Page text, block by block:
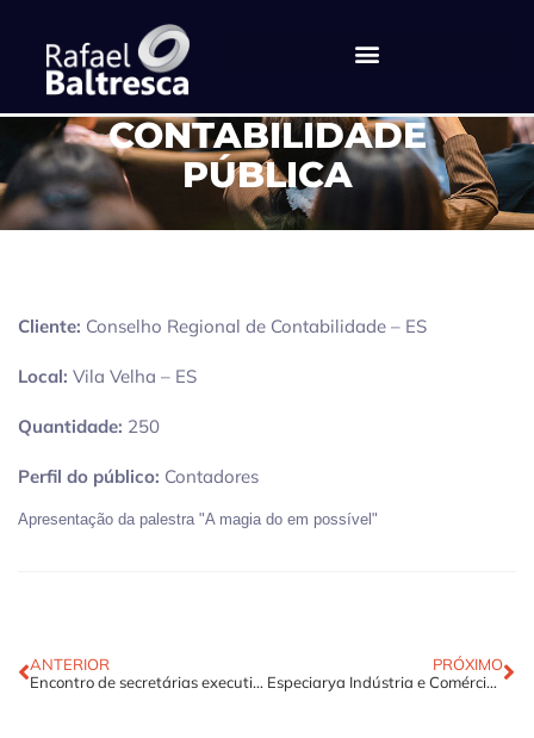
FÓRUM DE
CONTABILIDADE
PÚBLICA
Cliente: Conselho Regional de Contabilidade – ES
Local: Vila Velha – ES
Quantidade: 250
Perfil do público: Contadores
Apresentação da palestra "A magia do em possível"
ANTERIOR
Encontro de secretárias executivas
PRÓXIMO
Especiarya Indústria e Comércio – Palestra comportamental: A magia do em possível